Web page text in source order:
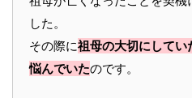
した。
その際に祖母の大切にして
悩んでいたのです。